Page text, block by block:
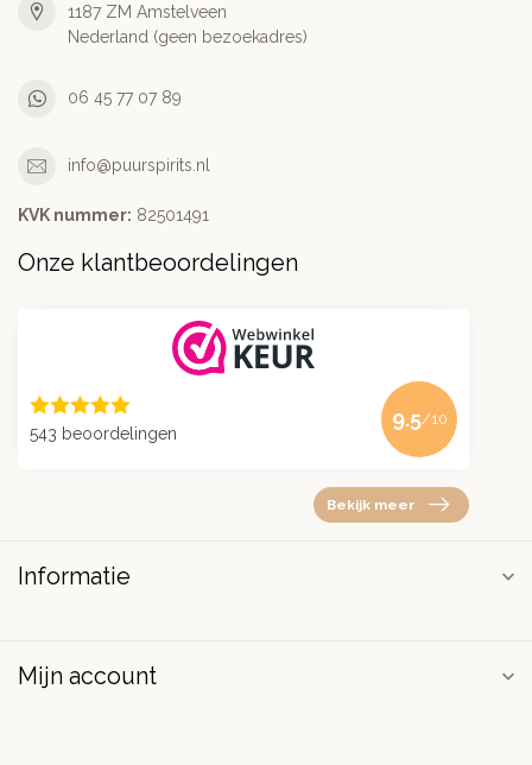
1187 ZM Amstelveen
Nederland (geen bezoekadres)
06 45 77 07 89
info@puurspirits.nl
KVK nummer: 82501491
Onze klantbeoordelingen
543 beoordelingen
9.5/10
Bekijk meer
Informatie
Mijn account